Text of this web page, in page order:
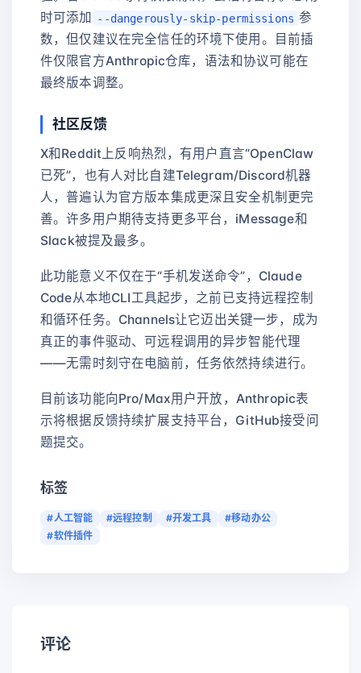
时可添加
--dangerously-skip-permissions 参
数，但仅建议在完全信任的环境下使用。目前插
件仅限官方Anthropic仓库，语法和协议可能在
最终版本调整。
社区反馈
X和Reddit上反响热烈，有用户直言“OpenClaw
已死”，也有人对比自建Telegram/Discord机器
人，普遍认为官方版本集成更深且安全机制更完
善。许多用户期待支持更多平台，iMessage和
Slack被提及最多。
此功能意义不仅在于“手机发送命令”，Claude
Code从本地CLI工具起步，之前已支持远程控制
和循环任务。Channels让它迈出关键一步，成为
真正的事件驱动、可远程调用的异步智能代理
——无需时刻守在电脑前，任务依然持续进行。
目前该功能向Pro/Max用户开放，Anthropic表
示将根据反馈持续扩展支持平台，GitHub接受问
题提交。
标签
#人工智能 #远程控制 #开发工具
#移动办公
#软件插件
评论